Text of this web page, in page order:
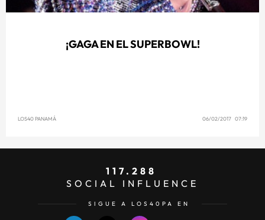
¡GAGA EN EL SUPERBOWL!
LOS40 PANAMÁ 06/02/2017 07:19
117.288
SOCIAL INFLUENCE
SIGUE A LOS40PA EN